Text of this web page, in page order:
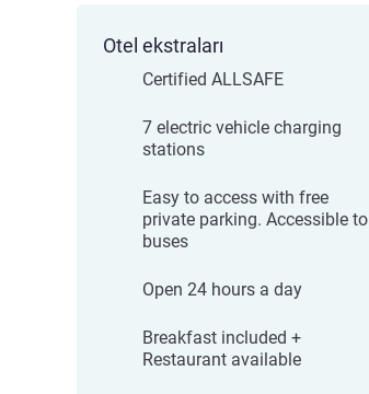
Otel ekstraları
Certified ALLSAFE
7 electric vehicle charging
stations
Easy to access with free
private parking. Accessible to
buses
Open 24 hours a day
Breakfast included +
Restaurant available